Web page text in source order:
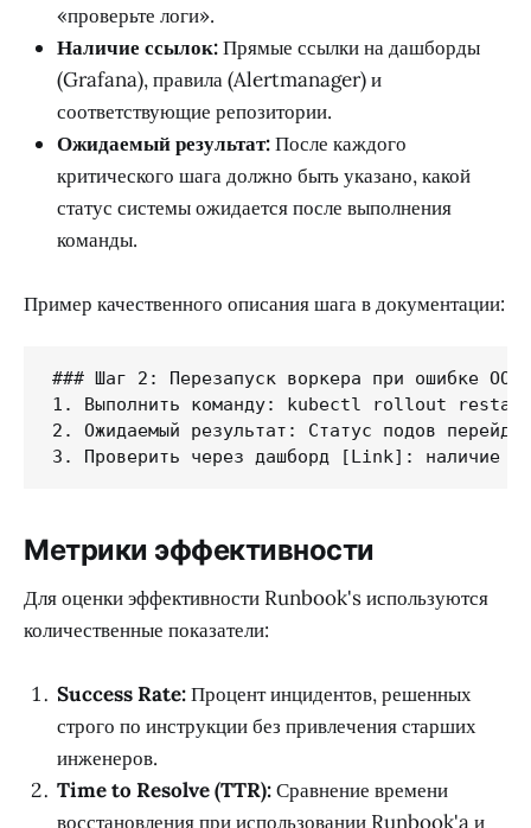
«проверьте логи».
Наличие ссылок:Прямые ссылки на дашборды
(Grafana), правила (Alertmanager) и
соответствующие репозитории.
Ожидаемый результат:После каждого
критического шага должно быть указано, какой
статус системы ожидается после выполнения
команды.
Пример качественного описания шага в документации:
### Шаг 2: Перезапуск воркера при ошибке OOM
1. Выполнить команду: kubectl rollout restart
2. Ожидаемый результат: Статус подов
3. Проверить через дашборд [Link]: наличие
Метрики эффективности
Для оценки эффективности Runbook's используются
количественные показатели:
Success Rate:Процент инцидентов, решенных
строго по инструкции без привлечения старших
инженеров.
Time to Resolve (TTR):Сравнение времени
восстановления при использовании Runbook'a и